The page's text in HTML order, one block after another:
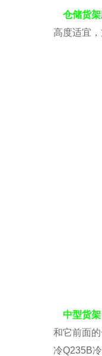
仓储货架
高度适宜，
中型货架
和它前面
冷Q235B